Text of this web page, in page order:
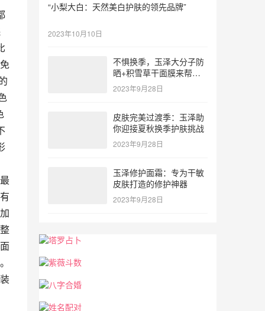
“小梨大白：天然美白护肤的领先品牌”
2023年10月10日
不惧换季，玉泽大分子防
晒+积雪草干面膜来帮
忙！
2023年9月28日
皮肤完美过渡季：玉泽助
你迎接夏秋换季护肤挑战
2023年9月28日
玉泽修护面霜：专为干敏
皮肤打造的修护神器
2023年9月28日